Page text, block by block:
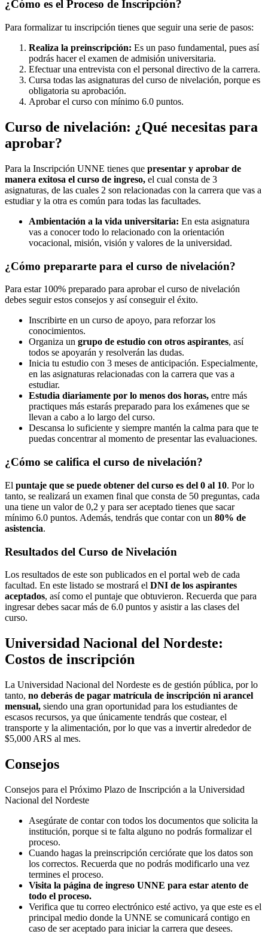
¿Cómo es el Proceso de Inscripción?
Para formalizar tu inscripción tienes que seguir una serie de pasos:
Realiza la preinscripción: Es un paso fundamental, pues así
podrás hacer el examen de admisión universitaria.
Efectuar una entrevista con el personal directivo de la carrera.
Cursa todas las asignaturas del curso de nivelación, porque es
obligatoria su aprobación.
Aprobar el curso con mínimo 6.0 puntos.
Curso de nivelación: ¿Qué necesitas para
aprobar?
Para la Inscripción UNNE tienes que presentar y aprobar de
manera exitosa el curso de ingreso, el cual consta de 3
asignaturas, de las cuales 2 son relacionadas con la carrera que vas a
estudiar y la otra es común para todas las facultades.
Ambientación a la vida universitaria: En esta asignatura
vas a conocer todo lo relacionado con la orientación
vocacional, misión, visión y valores de la universidad.
¿Cómo prepararte para el curso de nivelación?
Para estar 100% preparado para aprobar el curso de nivelación
debes seguir estos consejos y así conseguir el éxito.
Inscribirte en un curso de apoyo, para reforzar los
conocimientos.
Organiza un grupo de estudio con otros aspirantes, así
todos se apoyarán y resolverán las dudas.
Inicia tu estudio con 3 meses de anticipación. Especialmente,
en las asignaturas relacionadas con la carrera que vas a
estudiar.
Estudia diariamente por lo menos dos horas, entre más
practiques más estarás preparado para los exámenes que se
llevan a cabo a lo largo del curso.
Descansa lo suficiente y siempre mantén la calma para que te
puedas concentrar al momento de presentar las evaluaciones.
¿Cómo se califica el curso de nivelación?
El puntaje que se puede obtener del curso es del 0 al 10. Por lo
tanto, se realizará un examen final que consta de 50 preguntas, cada
una tiene un valor de 0,2 y para ser aceptado tienes que sacar
mínimo 6.0 puntos. Además, tendrás que contar con un 80% de
asistencia.
Resultados del Curso de Nivelación
Los resultados de este son publicados en el portal web de cada
facultad. En este listado se mostrará el DNI de los aspirantes
aceptados, así como el puntaje que obtuvieron. Recuerda que para
ingresar debes sacar más de 6.0 puntos y asistir a las clases del
curso.
Universidad Nacional del Nordeste:
Costos de inscripción
La Universidad Nacional del Nordeste es de gestión pública, por lo
tanto, no deberás de pagar matrícula de inscripción ni arancel
mensual, siendo una gran oportunidad para los estudiantes de
escasos recursos, ya que únicamente tendrás que costear, el
transporte y la alimentación, por lo que vas a invertir alrededor de
$5,000 ARS al mes.
Consejos
Consejos para el Próximo Plazo de Inscripción a la Universidad
Nacional del Nordeste
Asegúrate de contar con todos los documentos que solicita la
institución, porque si te falta alguno no podrás formalizar el
proceso.
Cuando hagas la preinscripción cerciórate que los datos son
los correctos. Recuerda que no podrás modificarlo una vez
termines el proceso.
Visita la página de ingreso UNNE para estar atento de
todo el proceso.
Verifica que tu correo electrónico esté activo, ya que este es el
principal medio donde la UNNE se comunicará contigo en
caso de ser aceptado para iniciar la carrera que desees.